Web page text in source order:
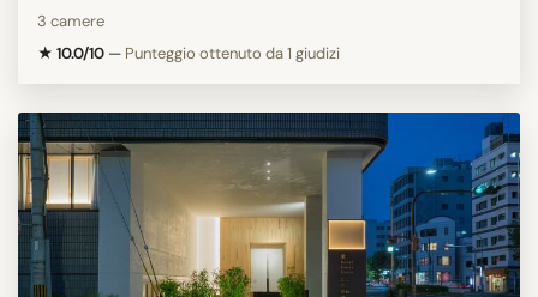
3 camere
★ 10.0/10 — Punteggio ottenuto da 1 giudizi